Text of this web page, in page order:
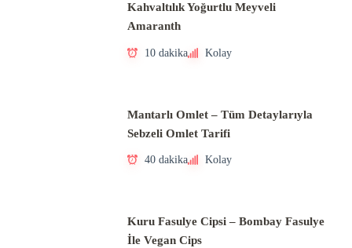
Kahvaltılık Yoğurtlu Meyveli
Amaranth
10 dakika Kolay
Mantarlı Omlet – Tüm Detaylarıyla
Sebzeli Omlet Tarifi
40 dakika Kolay
Kuru Fasulye Cipsi – Bombay Fasulye
İle Vegan Cips